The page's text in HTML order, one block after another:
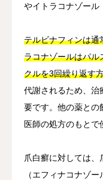
やイトラコナゾール
テルビナフィンは通
ラコナゾールはパル
クルを3回繰り返す
代謝されるため、治
要です。他の薬との
医師の処方のもとで
爪白癬に対しては
（エフィナコナゾ